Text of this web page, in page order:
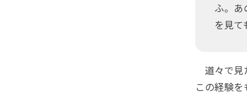
ふ。あ
を見
道々で見
この経験